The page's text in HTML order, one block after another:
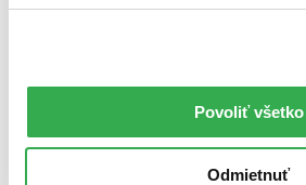
Povoliť všetko
Odmietnuť
06.08.2026 06:29